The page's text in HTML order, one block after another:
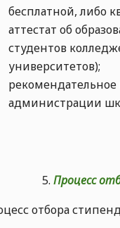
бесплатной, либо
аттестат об
студентов
университетов);
администрации
Процесс
отбора